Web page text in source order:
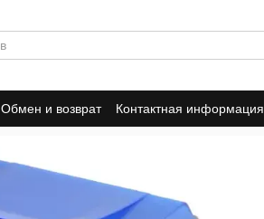
Обмен и возврат Контактная информация